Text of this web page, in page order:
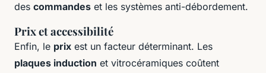
des commandes et les systèmes anti-débordement.
Prix et accessibilité
Enfin, le prix est un facteur déterminant. Les
plaques induction et vitrocéramiques coûtent